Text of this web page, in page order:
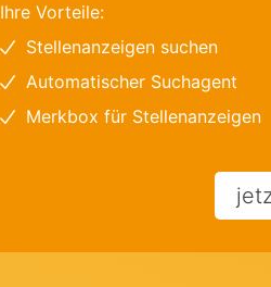
Ihre Vorteile:
Stellenanzeigen suchen
Automatischer Suchagent
Merkbox für Stellenanzeigen